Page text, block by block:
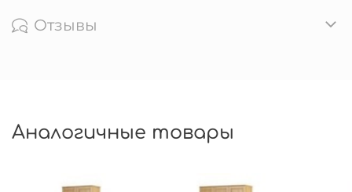
Отзывы
Аналогичные товары